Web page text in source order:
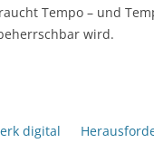
Tempo – und
wird.
digital